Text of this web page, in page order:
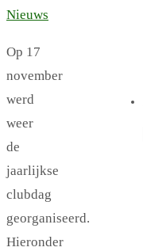
Nieuws
Op 17
november
werd
weer
de
jaarlijkse
clubdag
georganiseerd.
Hieronder